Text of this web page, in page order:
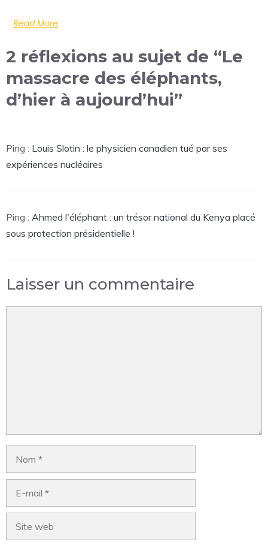
Read More
2 réflexions au sujet de “Le
massacre des éléphants,
d’hier à aujourd’hui”
Ping : Louis Slotin : le physicien canadien tué par ses
expériences nucléaires
Ping : Ahmed l'éléphant : un trésor national du Kenya placé
sous protection présidentielle !
Laisser un commentaire